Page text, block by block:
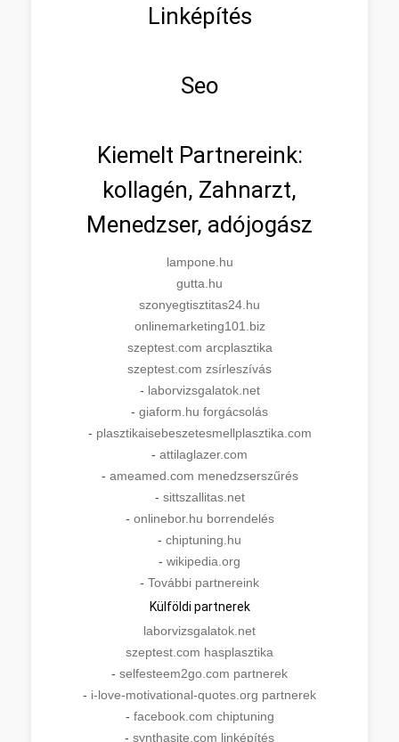
Linképítés
Seo
Kiemelt Partnereink:
kollagén, Zahnarzt,
Menedzser, adójogász
lampone.hu
gutta.hu
szonyegtisztitas24.hu
onlinemarketing101.biz
szeptest.com arcplasztika
szeptest.com zsírleszívás
- laborvizsgalatok.net
- giaform.hu forgácsolás
- plasztikaisebeszetesmellplasztika.com
- attilaglazer.com
- ameamed.com menedzserszűrés
- sittszallitas.net
- onlinebor.hu borrendelés
- chiptuning.hu
- wikipedia.org
- További partnereink
Külföldi partnerek
laborvizsgalatok.net
szeptest.com hasplasztika
- selfesteem2go.com partnerek
- i-love-motivational-quotes.org partnerek
- facebook.com chiptuning
- synthasite.com linképítés